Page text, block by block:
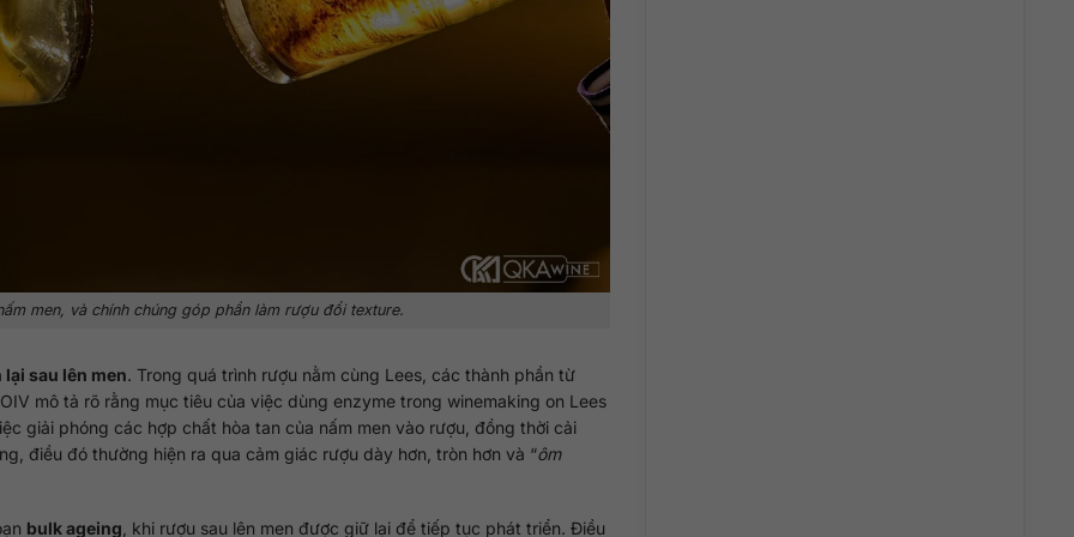
men, và chính chúng góp phần làm rượu đổi texture.
sau lên men. Trong quá trình rượu nằm cùng Lees, các thành phần từ
mô tả rõ rằng mục tiêu của việc dùng enzyme trong winemaking on Lees
giải phóng các hợp chất hòa tan của nấm men vào rượu, đồng thời cải
điều đó thường hiện ra qua cảm giác rượu dày hơn, tròn hơn và “ôm
bulk ageing , khi rượu sau lên men được giữ lại để tiếp tục phát triển. Điều